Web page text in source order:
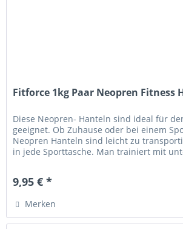
Fitforce 1kg Paar Neopren Fitness
Diese Neopren- Hanteln sind ideal für
geeignet. Ob Zuhause oder bei einem
Neopren Hanteln sind leicht zu
in jede Sporttasche. Man trainiert mit
9,95 € *
Merken